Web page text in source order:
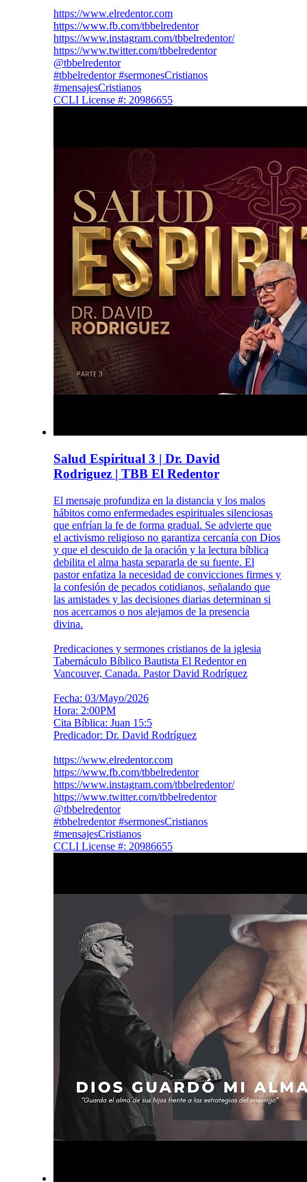
https://www.elredentor.com
https://www.fb.com/tbbelredentor
https://www.instagram.com/tbbelredentor/
https://www.twitter.com/tbbelredentor
@tbbelredentor
#tbbelredentor #sermonesCristianos
#mensajesCristianos
CCLI License #: 20986655
Salud Espiritual 3 | Dr. David
Rodriguez | TBB El Redentor
El mensaje profundiza en la distancia y los malos
hábitos como enfermedades espirituales silenciosas
que enfrían la fe de forma gradual. Se advierte que
el activismo religioso no garantiza cercanía con Dios
y que el descuido de la oración y la lectura bíblica
debilita el alma hasta separarla de su fuente. El
pastor enfatiza la necesidad de convicciones firmes y
la confesión de pecados cotidianos, señalando que
las amistades y las decisiones diarias determinan si
nos acercamos o nos alejamos de la presencia
divina.
Predicaciones y sermones cristianos de la iglesia
Tabernáculo Bíblico Bautista El Redentor en
Vancouver, Canada. Pastor David Rodríguez
Fecha: 03/Mayo/2026
Hora: 2:00PM
Cita Bíblica: Juan 15:5
Predicador: Dr. David Rodríguez
https://www.elredentor.com
https://www.fb.com/tbbelredentor
https://www.instagram.com/tbbelredentor/
https://www.twitter.com/tbbelredentor
@tbbelredentor
#tbbelredentor #sermonesCristianos
#mensajesCristianos
CCLI License #: 20986655